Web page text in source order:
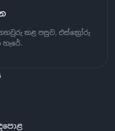
කළ පසුව, එස්ක්‍රෝරු